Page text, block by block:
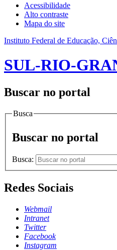
Acessibilidade
Alto contraste
Mapa do site
Instituto Federal de Educação,
SUL-RIO-
Buscar no portal
Busca
Buscar no portal
Busca:
Redes Sociais
Webmail
Intranet
Twitter
Facebook
Instagram